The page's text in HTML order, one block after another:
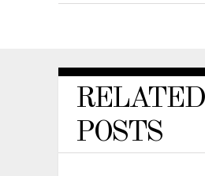
RELATED
POSTS